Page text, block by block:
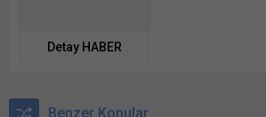
Detay HABER
Benzer Konular